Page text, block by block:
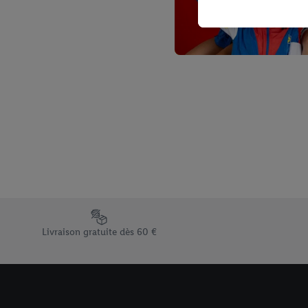
Élément du pied de page avec les différents arguments de
Livraison gratuite dès 60 €
l’achat) peuvent
plusieurs services de
identifiants/